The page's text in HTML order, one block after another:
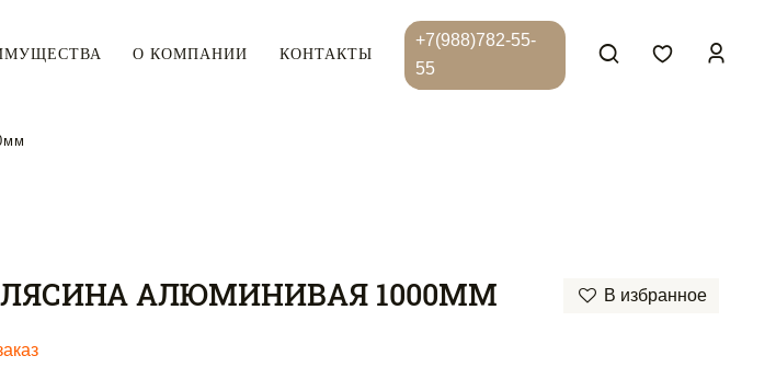
О КОМПАНИИ КОНТАКТЫ
+7(988)782-55-
55
АЛЮМИНИВАЯ 1000ММ В избранное